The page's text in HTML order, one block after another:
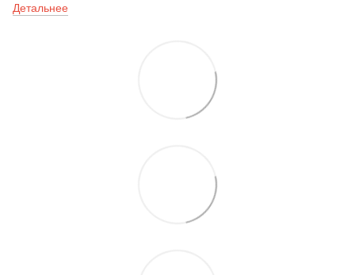
Детальнее